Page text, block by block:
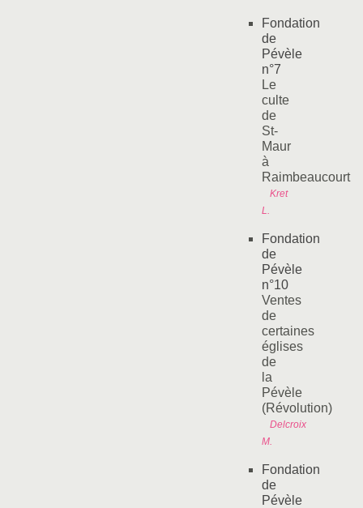
Fondation
de
Pévèle
n°7
Le
culte
de
St-
Maur
à
Raimbeaucourt
Kret
L.
Fondation
de
Pévèle
n°10
Ventes
de
certaines
églises
de
la
Pévèle
(Révolution)
Delcroix
M.
Fondation
de
Pévèle